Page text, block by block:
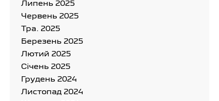
Липень 2025
Червень 2025
Тра. 2025
Березень 2025
Лютий 2025
Cічень 2025
Грудень 2024
Листопад 2024